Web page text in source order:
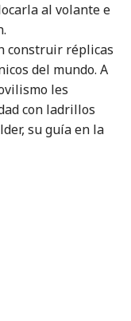
al volante e
construir réplicas
del mundo. A
les
con ladrillos
su guía en la